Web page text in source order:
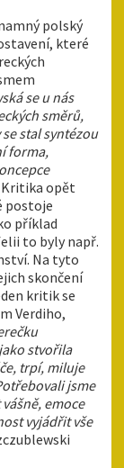
polský
které
se u nás
směrů,
stal syntézou
forma,
Kritika opět
postoje
příklad
to byly např.
Na tyto
skončení
kritik se
Verdiho,
stvořila
trpí, miluje
jsme
emoce
vyjádřit vše